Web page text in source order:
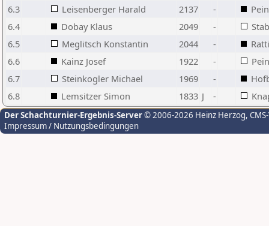
6.3
Leisenberger Harald 2137 -
6.4
Dobay Klaus 2049 -
6.5
Meglitsch Konstantin 2044 -
6.6
Kainz Josef 1922 -
6.7
Steinkogler Michael 1969 -
6.8
Lemsitzer Simon 1833 J -
Der Schachturnier-Ergebnis-Server© 2006-2026 Heinz Herzog,
Impressum / Nutzungsbedingungen